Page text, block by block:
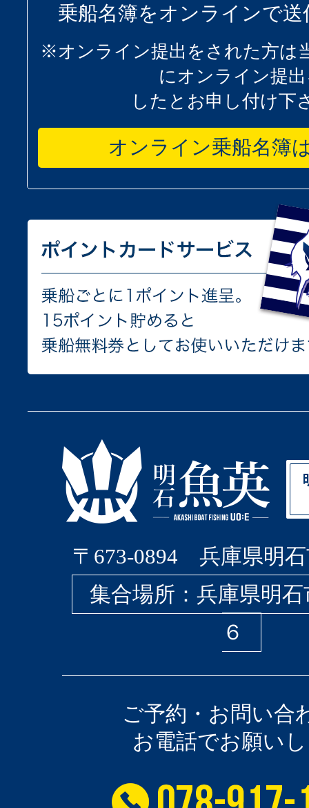
乗船名簿をオンラインで
※オンライン提出をされた方は
にオンライン提
したとお申し付け下
オンライン乗船名簿
〒673-0894 兵庫県明石
集合場所：兵庫県明
６
ご予約・お問い合
お電話でお願い